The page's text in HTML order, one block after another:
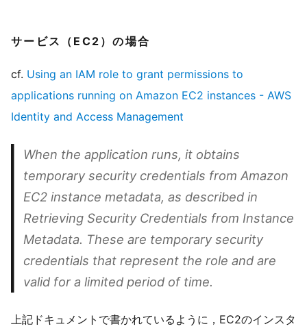
サービス（EC2）の場合
cf. Using an IAM role to grant permissions to
applications running on Amazon EC2 instances - AWS
Identity and Access Management
When the application runs, it obtains
temporary security credentials from Amazon
EC2 instance metadata, as described in
Retrieving Security Credentials from Instance
Metadata. These are temporary security
credentials that represent the role and are
valid for a limited period of time.
上記ドキュメントで書かれているように，EC2のインスタ